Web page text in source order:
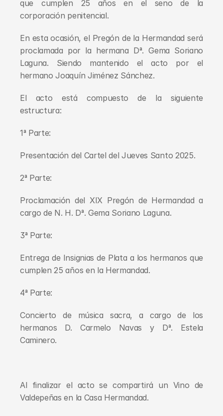
que cumplen 25 años en el seno de la
corporación penitencial.
En esta ocasión, el Pregón de la Hermandad será
proclamada por la hermana Dª. Gema Soriano
Laguna. Siendo mantenido el acto por el
hermano Joaquín Jiménez Sánchez.
El acto está compuesto de la siguiente
estructura:
1ª Parte:
Presentación del Cartel del Jueves Santo 2025.
2ª Parte:
Proclamación del XIX Pregón de Hermandad a
cargo de N. H. Dª. Gema Soriano Laguna.
3ª Parte:
Entrega de Insignias de Plata a los hermanos que
cumplen 25 años en la Hermandad.
4ª Parte:
Concierto de música sacra, a cargo de los
hermanos D. Carmelo Navas y Dª. Estela
Caminero.
Al finalizar el acto se compartirá un Vino de
Valdepeñas en la Casa Hermandad.